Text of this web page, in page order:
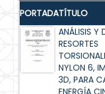
PORTADATÍTULO
ANÁLISIS Y
RESORTES
NYLON 6,
3D, PARA
ENERGÍA